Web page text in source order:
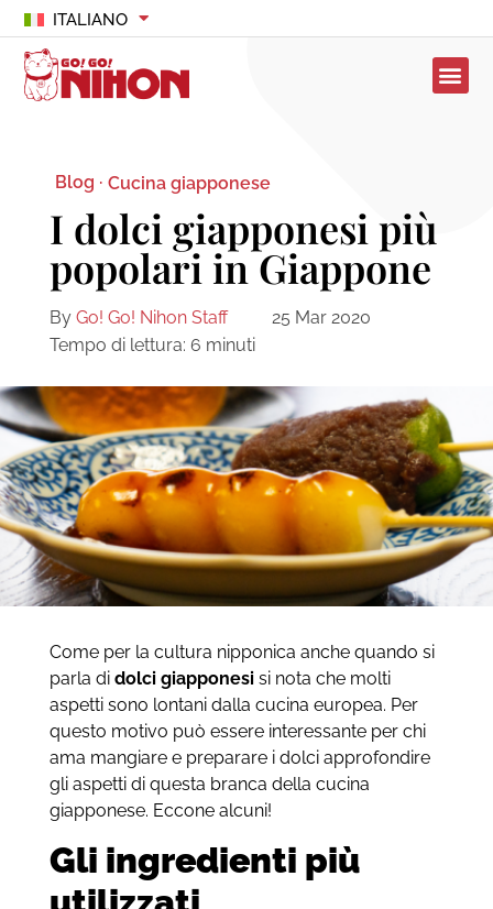
ITALIANO
Blog · Cucina giapponese
I dolci giapponesi più
popolari in Giappone
By Go! Go! Nihon Staff
25 Mar 2020
Tempo di lettura: 6 minuti
Come per la cultura nipponica anche quando si
parla di dolci giapponesisi nota che molti
aspetti sono lontani dalla cucina europea. Per
questo motivo può essere interessante per chi
ama mangiare e preparare i dolci approfondire
gli aspetti di questa branca della cucina
giapponese. Eccone alcuni!
Gli ingredienti più